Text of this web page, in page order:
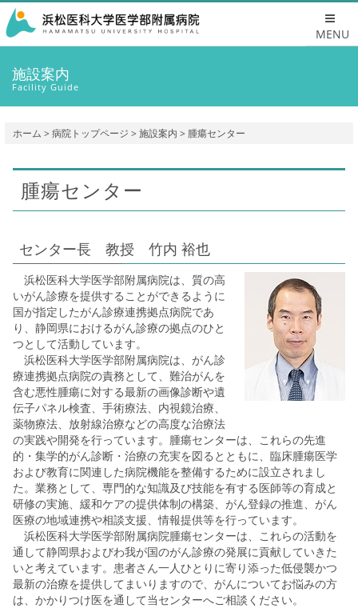
MENU
施設案内
Facility Guide
ホーム > 病院トップページ > 施設案内 > 腫瘍センター
腫瘍センター
センター長 教授 竹内 裕也
浜松医科大学医学部附属病院は、質の高
いがん診療を提供することができるように
国が指定したがん診療連携拠点病院であ
り、静岡県におけるがん診療の拠点のひと
つとして活動しています。
浜松医科大学医学部附属病院は、がん診
療連携拠点病院の責務として、難治がんを
含む悪性腫瘍に対する最新の画像診断や遺
伝子パネル検査、手術療法、内視鏡治療、
薬物療法、放射線治療などの高度な治療法
の実践や開発を行っています。腫瘍センターは、これらの先進
的・集学的がん診断・治療の充実を図るとともに、臨床腫瘍医学
および教育に関連した病院機能を整備するために設立されまし
た。業務として、専門的な知識及び技能を有する医師等の育成と
研修の実施、緩和ケアの提供体制の構築、がん登録の推進、がん
医療の地域連携や相談支援、情報提供等を行っています。
浜松医科大学医学部附属病院腫瘍センターは、これらの活動を
通して静岡県およびわ我が国のがん診療の発展に貢献していきた
いと考えています。患者さん一人ひとりに寄り添った低侵襲かつ
最新の治療を提供してまいりますので、がんについてお悩みの方
は、かかりつけ医を通して当センターへご相談ください。